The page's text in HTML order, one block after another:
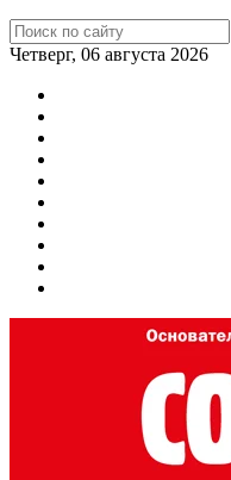
Четверг, 06 августа 2026